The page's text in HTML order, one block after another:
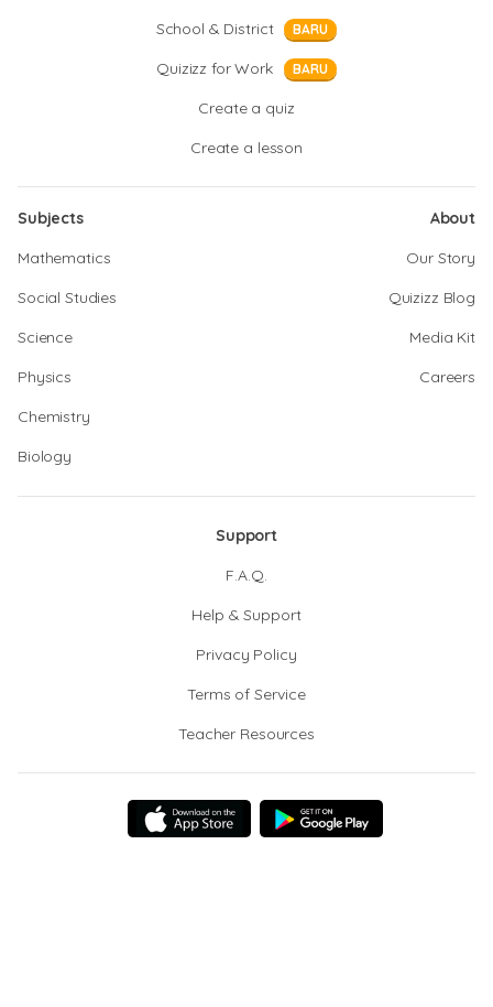
School & District
BARU
Quizizz for Work BARU
Create a quiz
Create a lesson
Subjects
Mathematics
Social Studies
Science
Physics
Chemistry
Biology
About
Our Story
Quizizz Blog
Media Kit
Careers
Support
F.A.Q.
Help & Support
Privacy Policy
Terms of Service
Teacher Resources